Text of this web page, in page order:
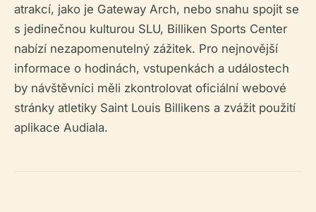
atrakcí, jako je Gateway Arch, nebo snahu spojit se
s jedinečnou kulturou SLU, Billiken Sports Center
nabízí nezapomenutelný zážitek. Pro nejnovější
informace o hodinách, vstupenkách a událostech
by návštěvníci měli zkontrolovat oficiální webové
stránky atletiky Saint Louis Billikens a zvážit použití
aplikace Audiala.